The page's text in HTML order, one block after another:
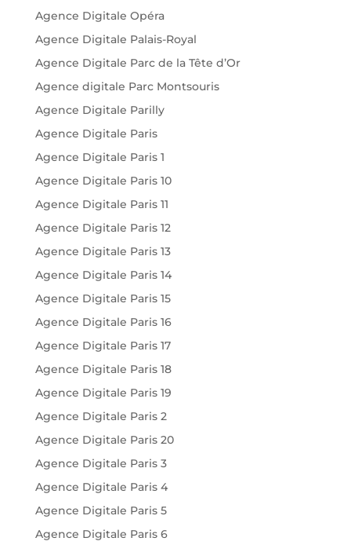
Agence Digitale Opéra
Agence Digitale Palais-Royal
Agence Digitale Parc de la Tête d’Or
Agence digitale Parc Montsouris
Agence Digitale Parilly
Agence Digitale Paris
Agence Digitale Paris 1
Agence Digitale Paris 10
Agence Digitale Paris 11
Agence Digitale Paris 12
Agence Digitale Paris 13
Agence Digitale Paris 14
Agence Digitale Paris 15
Agence Digitale Paris 16
Agence Digitale Paris 17
Agence Digitale Paris 18
Agence Digitale Paris 19
Agence Digitale Paris 2
Agence Digitale Paris 20
Agence Digitale Paris 3
Agence Digitale Paris 4
Agence Digitale Paris 5
Agence Digitale Paris 6